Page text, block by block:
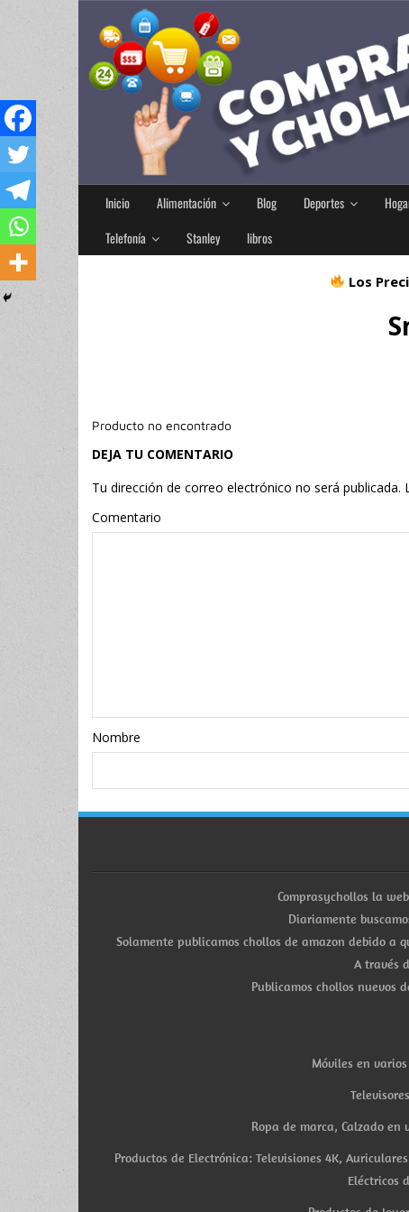
Inicio Alimentación Blog Deportes
Telefonía
Stanley libros
Los
Producto no encontrado
DEJA TU COMENTARIO
Tu dirección de correo electrónico no será publicada.
Comentario
Nombre
Comprasychollos la
Diariamente
Solamente publicamos chollos de amazon debido
A través
Publicamos chollos nuevos
Móviles en
Ropa de marca, Calzado en
Productos de Electrónica: Televisiones 4K,
Eléctricos